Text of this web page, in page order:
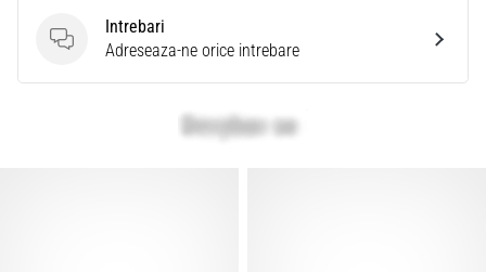
Intrebari
Intrebari
Adreseaza-ne orice intrebare